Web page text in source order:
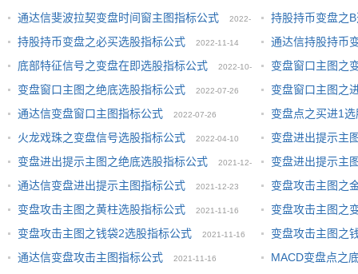
通达信斐波拉契变盘时间窗主图指标公式
2022-
12-12
持股持币变盘之
持股持币变盘之必买选股指标公式
2022-11-14
通达信持股持币
底部特征信号之变盘在即选股指标公式
2022-10-
03
变盘窗口主图之
变盘窗口主图之绝底选股指标公式
2022-07-26
变盘窗口主图之
通达信变盘窗口主图指标公式
2022-07-26
变盘点之买进1
火龙戏珠之变盘信号选股指标公式
2022-04-10 变盘进出提示主
23
变盘进出提示主图之绝底选股指标公式 2021-12-
23
变盘进出提示主
通达信变盘进出提示主图指标公式
2021-12-23
变盘攻击主图之
变盘攻击主图之黄柱选股指标公式
2021-11-16
变盘攻击主图之
变盘攻击主图之钱袋2选股指标公式
2021-11-16
变盘攻击主图之
通达信变盘攻击主图指标公式
2021-11-16
MACD变盘点之